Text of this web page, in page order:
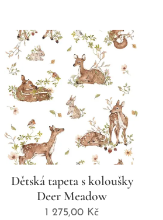
Dětská tapeta s koloušky
Deer Meadow
1 275,00 Kč